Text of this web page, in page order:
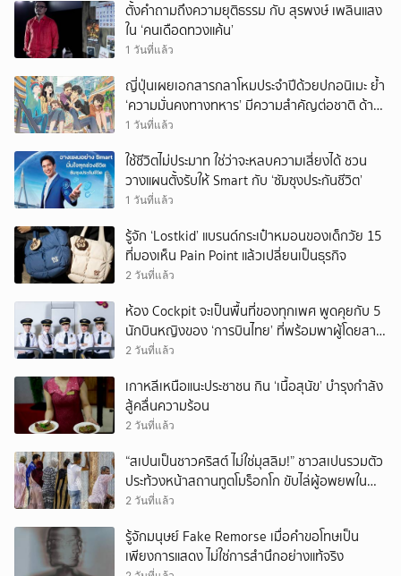
ตั้งคำถามถึงความยุติธรรม กับ สุรพงษ์ เพลินแสง
ใน ‘คนเดือดทวงแค้น’
1 วันที่แล้ว
ญี่ปุ่นเผยเอกสารกลาโหมประจำปีด้วยปกอนิเมะ ย้ำ
‘ความมั่นคงทางทหาร’ มีความสำคัญต่อชาติ ด้าน
จีนเตือน ขออย่าซ้ำรอยประวัติศาสตร์
1 วันที่แล้ว
ใช้ชีวิตไม่ประมาท ใช่ว่าจะหลบความเสี่ยงได้ ชวน
วางแผนตั้งรับให้ Smart กับ ‘ซัมซุงประกันชีวิต’
1 วันที่แล้ว
รู้จัก ‘Lostkid’ แบรนด์กระเป๋าหมอนของเด็กวัย 15
ที่มองเห็น Pain Point แล้วเปลี่ยนเป็นธุรกิจ
2 วันที่แล้ว
ห้อง Cockpit จะเป็นพื้นที่ของทุกเพศ พูดคุยกับ 5
นักบินหญิงของ ‘การบินไทย’ ที่พร้อมพาผู้โดยสาร
บินไปทั่วโลก
2 วันที่แล้ว
เกาหลีเหนือแนะประชาชน กิน ‘เนื้อสุนัข’ บำรุงกำลัง
สู้คลื่นความร้อน
2 วันที่แล้ว
“สเปนเป็นชาวคริสต์ ไม่ใช่มุสลิม!” ชาวสเปนรวมตัว
ประท้วงหน้าสถานทูตโมร็อกโก ขับไล่ผู้อพยพใน
เมืองเซวตาออกนอกประเทศ
2 วันที่แล้ว
รู้จักมนุษย์ Fake Remorse เมื่อคำขอโทษเป็น
เพียงการแสดง ไม่ใช่การสำนึกอย่างแท้จริง